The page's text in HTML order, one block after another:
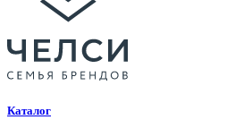
Каталог